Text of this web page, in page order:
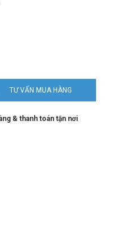
TƯ VẤN MUA HÀNG
& thanh toán tận nơi